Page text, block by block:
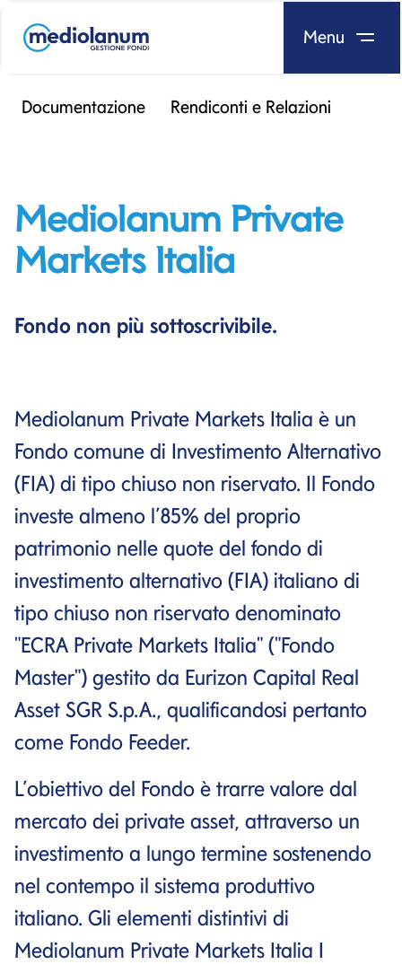
Salta al contenuto
Menu
Documentazione Rendiconti e Relazioni
Mediolanum Private
Markets Italia
Fondo non più sottoscrivibile.
Mediolanum Private Markets Italia è un
Fondo comune di Investimento Alternativo
(FIA) di tipo chiuso non riservato. Il Fondo
investe almeno l’85% del proprio
patrimonio nelle quote del fondo di
investimento alternativo (FIA) italiano di
tipo chiuso non riservato denominato
"ECRA Private Markets Italia" ("Fondo
Master") gestito da Eurizon Capital Real
Asset SGR S.p.A., qualificandosi pertanto
come Fondo Feeder.
L’obiettivo del Fondo è trarre valore dal
mercato dei private asset, attraverso un
investimento a lungo termine sostenendo
nel contempo il sistema produttivo
italiano. Gli elementi distintivi di
Mediolanum Private Markets Italia I